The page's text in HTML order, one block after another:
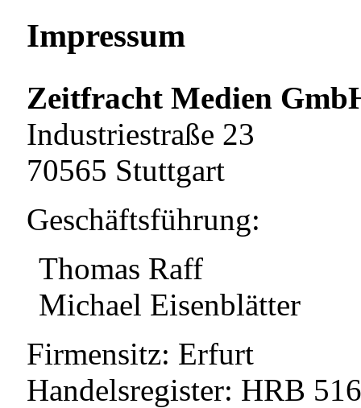
Impressum
Zeitfracht Medien
Industriestraße 23
70565 Stuttgart
Geschäftsführung:
Thomas Raff
Michael Eisenblätter
Firmensitz: Erfurt
Handelsregister: HRB